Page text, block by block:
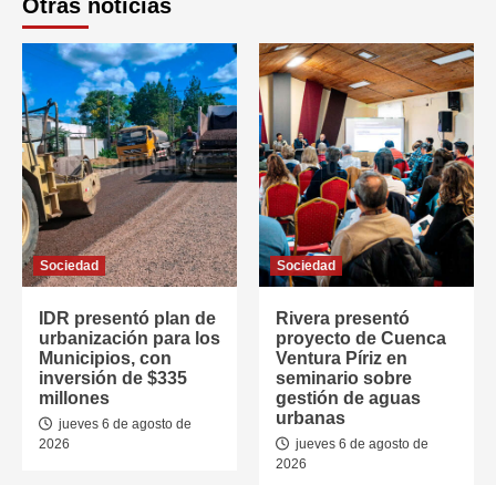
Otras noticias
Sociedad
IDR presentó plan de
urbanización para los
Municipios, con
inversión de $335
millones
jueves 6 de agosto de
2026
Sociedad
Rivera presentó
proyecto de Cuenca
Ventura Píriz en
seminario sobre
gestión de aguas
urbanas
jueves 6 de agosto de
2026